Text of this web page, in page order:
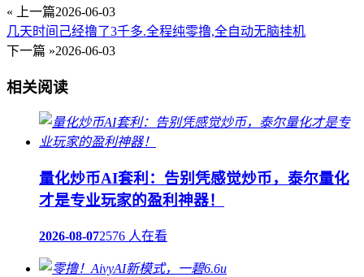
« 上一篇2026-06-03
几天时间己经撸了3千多.全程纯零撸,全自动无脑挂机
下一篇 »2026-06-03
相关阅读
量化炒币AI套利：告别凭感觉炒币，泰尔量化
才是专业玩家的盈利神器！
2026-08-072576 人在看